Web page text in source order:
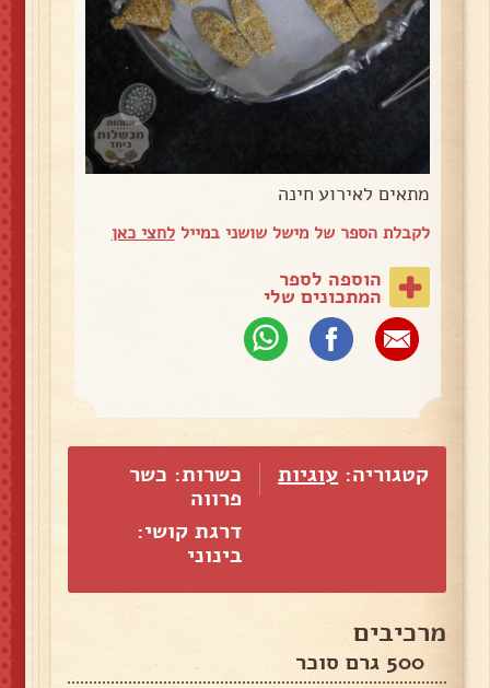
מתאים לאירוע חינה
לקבלת הספר של מישל שושני במייללחצי כאן
הוספה לספר
המתכונים שלי
קטגוריה: עוגיות
כשרות: כשר
פרווה
דרגת קושי:
בינוני
מרכיבים
500 גרם סוכר